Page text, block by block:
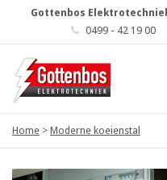
Gottenbos
0499 - 42 19 00
Home > Moderne koeienstal